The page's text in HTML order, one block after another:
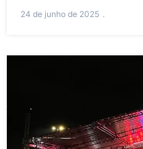
24 de junho de 2025